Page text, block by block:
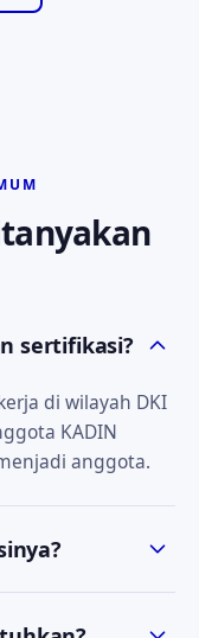
sertifikasi?
di wilayah DKI
KADIN
anggota.